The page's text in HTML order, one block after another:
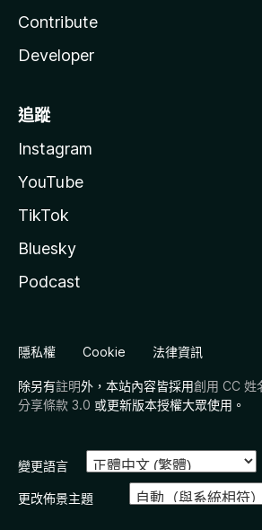
Contribute
Developer
追蹤
Instagram
YouTube
TikTok
Bluesky
Podcast
隱私權 Cookie 法律資訊
除另有註明外，本站內容皆採用創用 CC
分享條款 3.0 或更新版本授權大眾使用。
變更語言
更改佈景主題